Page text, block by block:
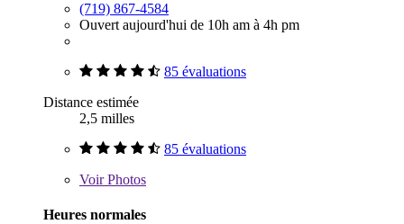
(719) 867-4584
Ouvert aujourd'hui de 10h am à 4h pm
85 évaluations
Distance estimée
2,5 milles
85 évaluations
VoirPhotos
Heures normales